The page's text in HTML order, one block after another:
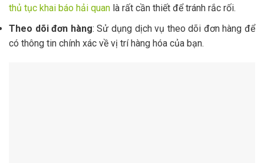
thủ tục khai báo hải quan là rất cần thiết để tránh rắc rối.
Theo dõi đơn hàng: Sử dụng dịch vụ theo dõi đơn hàng để
có thông tin chính xác về vị trí hàng hóa của bạn.